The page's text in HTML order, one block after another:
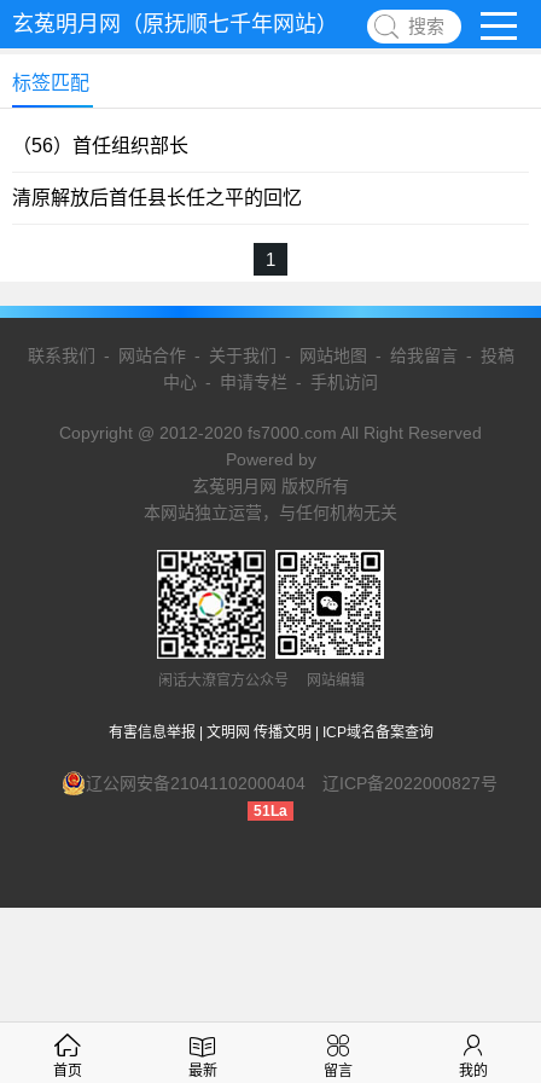
玄菟明月网（原抚顺七千年网站） 搜索
标签匹配
（56）首任组织部长
清原解放后首任县长任之平的回忆
1
联系我们 - 网站合作- 关于我们 - 网站地图 - 给我留言 - 投稿
中心 - 申请专栏 - 手机访问
Copyright @ 2012-2020 fs7000.com All Right Reserved
Powered by
玄菟明月网 版权所有
本网站独立运营，与任何机构无关
闲话大潦官方公众号 网站编辑
有害信息举报 文明网 传播文明 ICP域名备案查询
辽公网安备21041102000404 辽ICP备2022000827号
51La
首页 最新 留言 我的